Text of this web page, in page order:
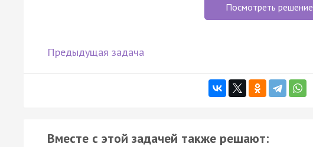
Посмотреть решение
Предыдущая задача
Вместе с этой задачей также решают: